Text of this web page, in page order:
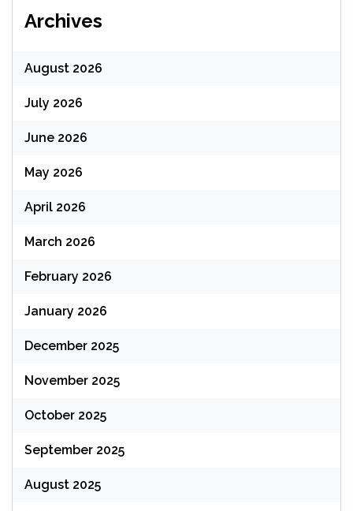
Archives
August 2026
July 2026
June 2026
May 2026
April 2026
March 2026
February 2026
January 2026
December 2025
November 2025
October 2025
September 2025
August 2025